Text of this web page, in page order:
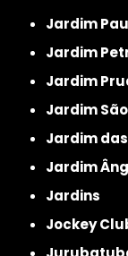
Jardim
Jardim
Jardim
Jardim
Jardim
Jardim
Jardins
Jockey